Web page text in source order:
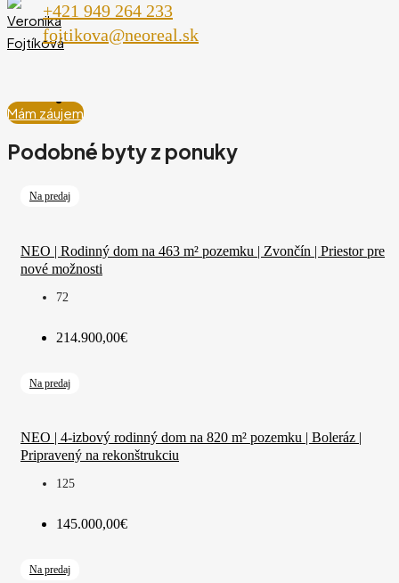
+421 949 264 233
fojtikova@neoreal.sk
Mám záujem
Podobné byty z ponuky
Na predaj
NEO | Rodinný dom na 463 m² pozemku | Zvončín | Priestor pre
nové možnosti
214.900,00€
72
Na predaj
NEO | 4-izbový rodinný dom na 820 m² pozemku | Boleráz |
Pripravený na rekonštrukciu
145.000,00€
125
Na predaj